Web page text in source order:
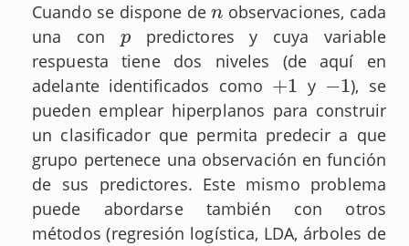
Cuando se dispone den
n observaciones, cada
una con p
p predictores y cuya variable
respuesta tiene dos niveles (de aquí en
adelante identificados como +1
+1 y −1
−1 ), se
pueden emplear hiperplanos para construir
un clasificador que permita predecir a que
grupo pertenece una observación en función
de sus predictores. Este mismo problema
puede abordarse también con otros
métodos (regresión logística, LDA, árboles de